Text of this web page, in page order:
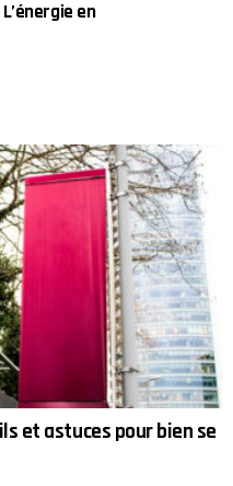
en
et astuces pour bien se